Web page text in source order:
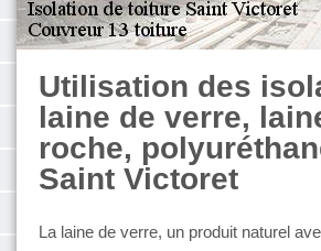
Utilisation des
laine de verre,
roche,
Saint Victoret
La laine de verre, un produit naturel